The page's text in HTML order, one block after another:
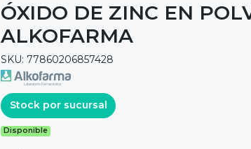
ÓXIDO DE ZINC EN
ALKOFARMA
SKU: 77860206857428
Stock por sucursal
Disponible